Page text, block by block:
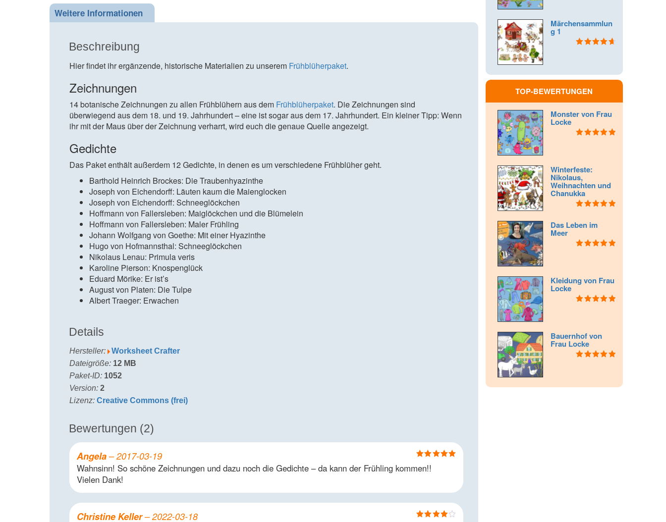
Weitere Informationen
Beschreibung
Hier findet ihr ergänzende, historische Materialien zu unserem Frühblüherpaket.
Zeichnungen
14 botanische Zeichnungen zu allen Frühblühern aus dem Frühblüherpaket. Die Zeichnungen sind
überwiegend aus dem 18. und 19. Jahrhundert – eine ist sogar aus dem 17. Jahrhundert. Ein kleiner Tipp: Wenn
ihr mit der Maus über der Zeichnung verharrt, wird euch die genaue Quelle angezeigt.
Gedichte
Das Paket enthält außerdem 12 Gedichte, in denen es um verschiedene Frühblüher geht.
Barthold Heinrich Brockes: Die Traubenhyazinthe
Joseph von Eichendorff: Läuten kaum die Maienglocken
Joseph von Eichendorff: Schneeglöckchen
Hoffmann von Fallersleben: Maiglöckchen und die Blümelein
Hoffmann von Fallersleben: Maler Frühling
Johann Wolfgang von Goethe: Mit einer Hyazinthe
Hugo von Hofmannsthal: Schneeglöckchen
Nikolaus Lenau: Primula veris
Karoline Pierson: Knospenglück
Eduard Mörike: Er ist’s
August von Platen: Die Tulpe
Albert Traeger: Erwachen
Details
Hersteller:
Worksheet Crafter
Dateigröße: 12 MB
Paket-ID: 1052
Version: 2
Lizenz: Creative Commons (frei)
Bewertungen (2)
Bewertet mit
5von 5
Angela – 2017-03-19
Wahnsinn! So schöne Zeichnungen und dazu noch die Gedichte – da kann der Frühling kommen!!
Vielen Dank!
Christine Keller– 2022-03-18
Märchensammlun
g 1
TOP-BEWERTUNGEN
Monster von Frau
Locke
Winterfeste:
Nikolaus,
Weihnachten und
Chanukka
Das Leben im
Meer
Kleidung von Frau
Locke
Bauernhof von
Frau Locke